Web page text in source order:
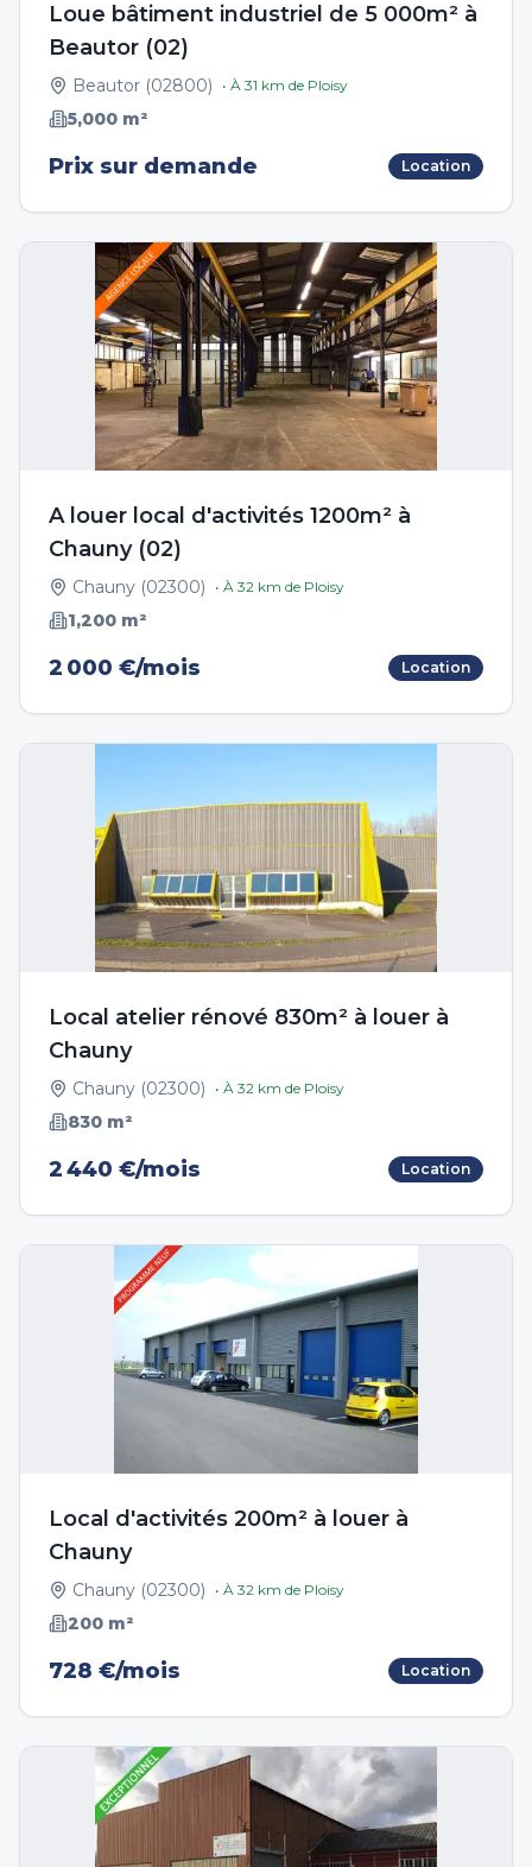
Loue bâtiment industriel de 5 000m² à
Beautor (02)
Beautor (02800) • À 31 km de Ploisy
5,000 m²
Prix sur demande Location
A louer local d'activités 1200m² à
Chauny (02)
Chauny (02300) • À 32 km de Ploisy
1,200 m²
2 000 €/mois Location
Local atelier rénové 830m² à louer à
Chauny
Chauny (02300) • À 32 km de Ploisy
830 m²
2 440 €/mois Location
Local d'activités 200m² à louer à
Chauny
Chauny (02300) • À 32 km de Ploisy
200 m²
728 €/mois Location